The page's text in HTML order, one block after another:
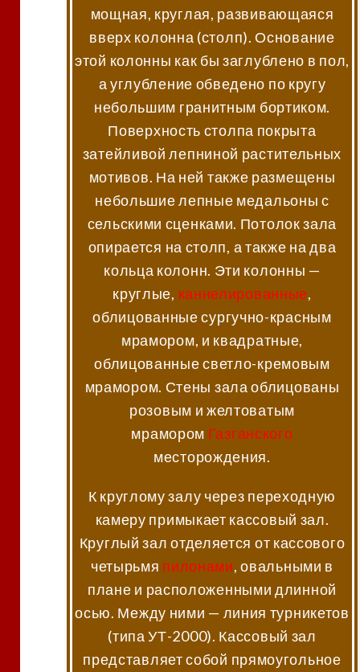
мощная, круглая, развивающаяся
вверх колонна (столп). Основание
этой колонны как бы заглублено в пол,
а углубление обведено по кругу
небольшим гранитным бортиком.
Поверхность столпа покрыта
затейливой лепниной растительных
мотивов. На ней также размещены
небольшие лепные медальоны с
сельскими сценками. Потолок зала
опирается на столп, а также на два
кольца колонн. Эти колонны —
круглые, каннелированные,
облицованные сургучно-красным
мрамором, и квадратные,
облицованные светло-кремовым
мрамором. Стены зала облицованы
розовым и желтоватым
мрамором Газганского
месторождения.
К круглому залу через переходную
камеру примыкает кассовый зал.
Круглый зал отделяется от кассового
четырьмя пилонами, овальными в
плане и расположенными длинной
осью. Между ними — линия турникетов
(типа УТ-2000). Кассовый зал
представляет собой прямоугольное